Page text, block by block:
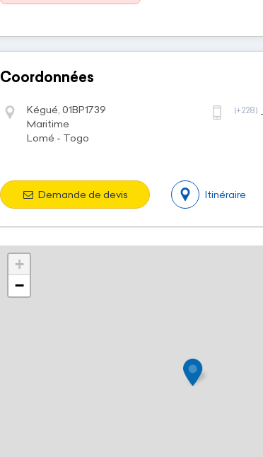
Coordonnées
Kégué, 01BP1739
Maritime
Lomé - Togo
(+228)
Demande de devis Itinéraire
+
−